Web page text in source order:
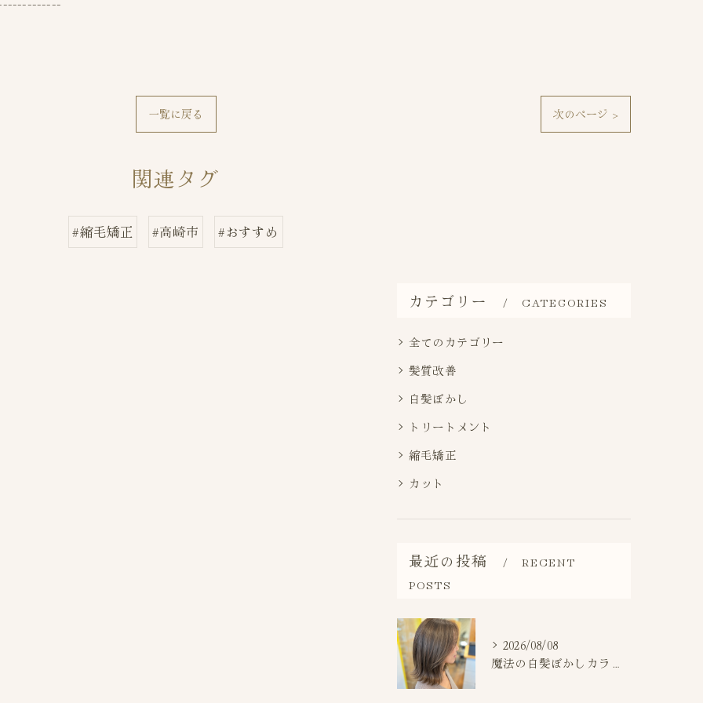
一覧に戻る 次のページ >
関連タグ
#縮毛矯正 #高崎市 #おすすめ
カテゴリー CATEGORIES
全てのカテゴリー
髪質改善
白髪ぼかし
トリートメント
縮毛矯正
カット
最近の投稿
RECENT
POSTS
2026/08/08
魔法の白髪ぼかしカラー施術事例